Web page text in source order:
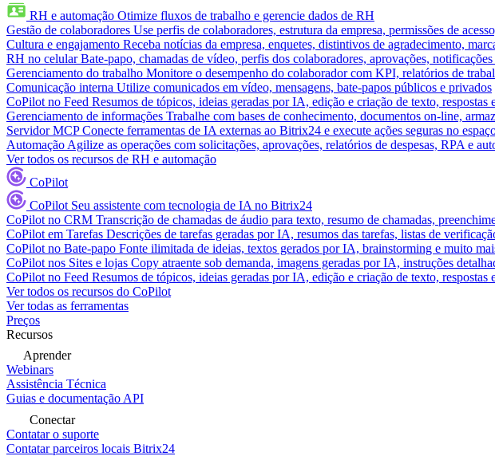
RH e automação Otimize fluxos de trabalho e gerencie dados de RH
Gestão de colaboradores Use perfis de colaboradores, estrutura da empresa, permissões de
Cultura e engajamento Receba notícias da empresa, enquetes, distintivos de agradecimento,
RH no celular Bate-papo, chamadas de vídeo, perfis dos colaboradores, aprovações,
Gerenciamento do trabalho Monitore o desempenho do colaborador com KPI, relatórios de
Comunicação interna Utilize comunicados em vídeo, mensagens, bate-papos públicos e privados
CoPilot no Feed Resumos de tópicos, ideias geradas por IA, edição e criação de texto,
Gerenciamento de informações Trabalhe com bases de conhecimento, documentos on-line,
Servidor MCP Conecte ferramentas de IA externas ao Bitrix24 e execute ações seguras no
Automação Agilize as operações com solicitações, aprovações, relatórios de despesas, RPA e
Ver todos os recursos de RH e automação
CoPilot
CoPilot Seu assistente com tecnologia de IA no Bitrix24
CoPilot no CRM Transcrição de chamadas de áudio para texto, resumo de chamadas,
CoPilot em Tarefas Descrições de tarefas geradas por IA, resumos das tarefas, listas de
CoPilot no Bate-papo Fonte ilimitada de ideias, textos gerados por IA, brainstorming e muito
CoPilot nos Sites e lojas Copy atraente sob demanda, imagens geradas por IA, instruções
CoPilot no Feed Resumos de tópicos, ideias geradas por IA, edição e criação de texto,
Ver todos os recursos do CoPilot
Ver todas as ferramentas
Preços
Recursos
Aprender
Webinars
Assistência Técnica
Guias e documentação API
Conectar
Contatar o suporte
Contatar parceiros locais Bitrix24